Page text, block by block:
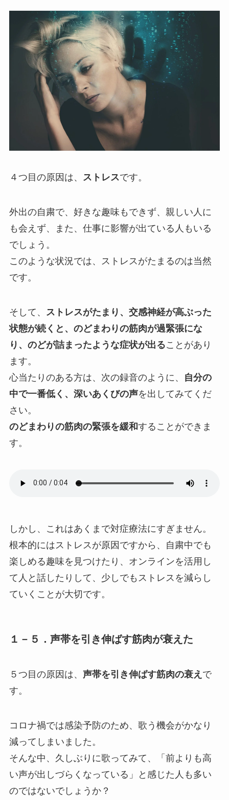
４つ目の原因は、 ストレスです。
外出の自粛で、好きな趣味もできず、親しい人に
も会えず、また、仕事に影響が出ている人もいる
でしょう。
このような状況では、ストレスがたまるのは当然
です。
そして、
ストレスがたまり、交感神経が高ぶった
状態が続くと、のどまわりの筋肉が過緊張にな
り、のどが詰まったような症状が出ることがあり
ます。
心当たりのある方は、次の録音のように、
自分の
中で一番低く、深いあくびの声を出してみてくだ
さい。
のどまわりの筋肉の緊張を緩和することができま
す。
しかし、これはあくまで対症療法にすぎません。
根本的にはストレスが原因ですから、自粛中でも
楽しめる趣味を見つけたり、オンラインを活用し
て人と話したりして、少しでもストレスを減らし
ていくことが大切です。
１－５．声帯を引き伸ばす筋肉が衰えた
５つ目の原因は、 声帯を引き伸ばす筋肉の衰え で
す。
コロナ禍では感染予防のため、歌う機会がかなり
減ってしまいました。
そんな中、久しぶりに歌ってみて、「前よりも高
い声が出しづらくなっている」と感じた人も多い
のではないでしょうか？